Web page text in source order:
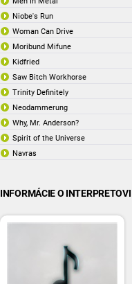
Niobe's Run
Woman Can Drive
Moribund Mifune
Kidfried
Saw Bitch Workhorse
Trinity Definitely
Neodammerung
Why, Mr. Anderson?
Spirit of the Universe
Navras
INFORMÁCIE O INTERPRETOVI